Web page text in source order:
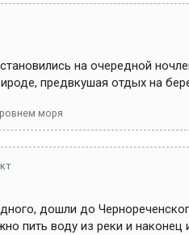
на очередной
предвкушая отдых на
моря
дошли до
пить воду из реки и наконец